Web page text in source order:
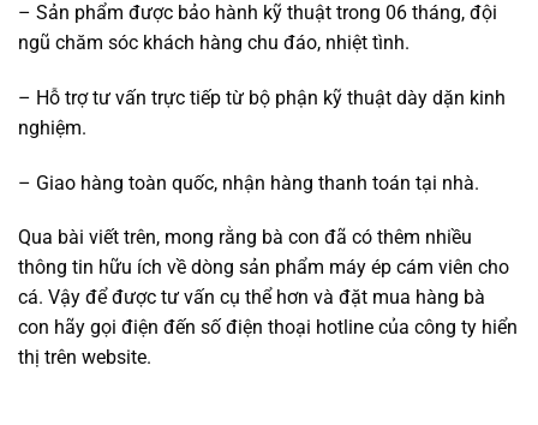
– Sản phẩm được bảo hành kỹ thuật trong 06 tháng, đội
ngũ chăm sóc khách hàng chu đáo, nhiệt tình.
– Hỗ trợ tư vấn trực tiếp từ bộ phận kỹ thuật dày dặn kinh
nghiệm.
– Giao hàng toàn quốc, nhận hàng thanh toán tại nhà.
Qua bài viết trên, mong rằng bà con đã có thêm nhiều
thông tin hữu ích về dòng sản phẩm máy ép cám viên cho
cá. Vậy để được tư vấn cụ thể hơn và đặt mua hàng bà
con hãy gọi điện đến số điện thoại hotline của công ty hiển
thị trên website.